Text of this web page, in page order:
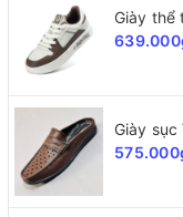
Giày thể